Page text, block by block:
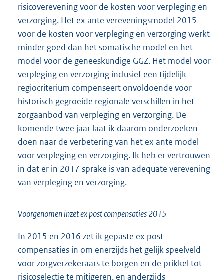
risicoverevening voor de kosten voor verpleging en
verzorging. Het ex ante vereveningsmodel 2015
voor de kosten voor verpleging en verzorging werkt
minder goed dan het somatische model en het
model voor de geneeskundige GGZ. Het model voor
verpleging en verzorging inclusief een tijdelijk
regiocriterium compenseert onvoldoende voor
historisch gegroeide regionale verschillen in het
zorgaanbod van verpleging en verzorging. De
komende twee jaar laat ik daarom onderzoeken
doen naar de verbetering van het ex ante model
voor verpleging en verzorging. Ik heb er vertrouwen
in dat er in 2017 sprake is van adequate verevening
van verpleging en verzorging.
Voorgenomen inzet ex post compensaties 2015
In 2015 en 2016 zet ik gepaste ex post
compensaties in om enerzijds het gelijk speelveld
voor zorgverzekeraars te borgen en de prikkel tot
risicoselectie te mitigeren, en anderzijds